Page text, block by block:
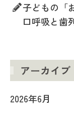
子どもの「
口呼吸と歯
アーカイブ
2026年6月